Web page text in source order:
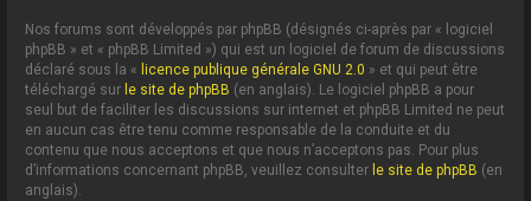
Nos forums sont développés par phpBB (désignés ci-après par « logiciel
phpBB » et « phpBB Limited ») qui est un logiciel de forum de discussions
déclaré sous la « licence publique générale GNU 2.0 » et qui peut être
téléchargé sur le site de phpBB (en anglais). Le logiciel phpBB a pour
seul but de faciliter les discussions sur internet et phpBB Limited ne peut
en aucun cas être tenu comme responsable de la conduite et du
contenu que nous acceptons et que nous n’acceptons pas. Pour plus
d’informations concernant phpBB, veuillez consulter le site de phpBB (en
anglais).